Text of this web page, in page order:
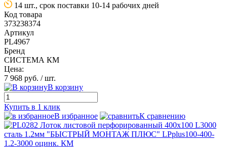
14 шт., срок поставки 10-14 рабочих дней
Код товара
373238374
Артикул
PL4967
Бренд
СИСТЕМА КМ
Цена:
7 968 руб. / шт.
В корзину
Купить в 1 клик
В избранное
К сравнению